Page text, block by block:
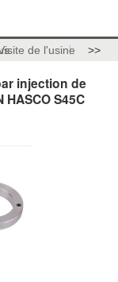
de l'usine >>
injection de
S45C